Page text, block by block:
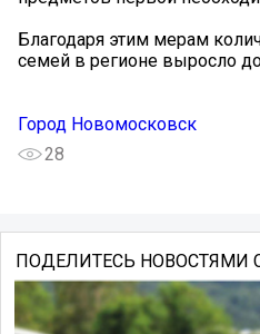
Благодаря этим мерам
семей в регионе выросло
Город Новомосковск
28
ПОДЕЛИТЕСЬ НОВОСТЯМИ